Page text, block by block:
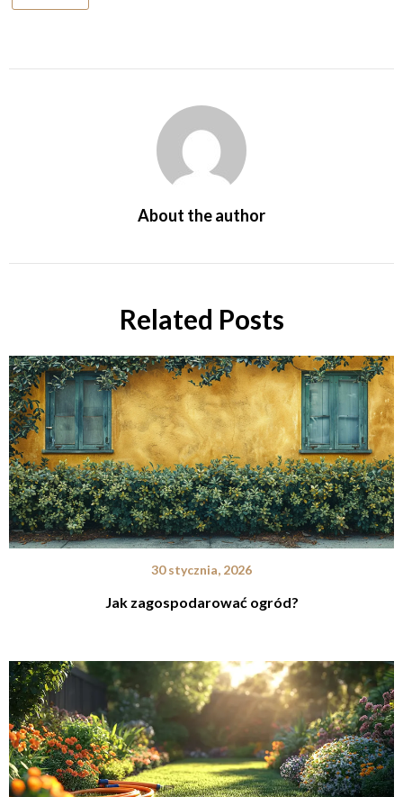
About the author
Related Posts
30 stycznia, 2026
Jak zagospodarować ogród?